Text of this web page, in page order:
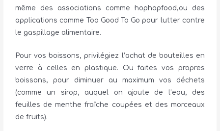
même des associations comme hophopfood,ou des
applications comme Too Good To Go pour lutter contre
le gaspillage alimentaire.
Pour vos boissons, privilégiez l’achat de bouteilles en
verre à celles en plastique. Ou faites vos propres
boissons, pour diminuer au maximum vos déchets
(comme un sirop, auquel on ajoute de l’eau, des
feuilles de menthe fraîche coupées et des morceaux
de fruits).